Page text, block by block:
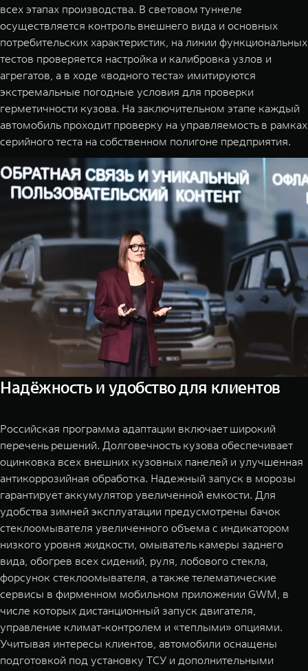
всех этапах производства. В световом туннеле
осуществляется контроль внешнего вида и основных
потребительских характеристик, на линии функциональных
тестов проверяется настройка и калибровка узлов и
агрегатов, а в ходе «водного теста» имитируются
экстремальные погодные условия для проверки
герметичности кузова. На заключительном этапе каждый
автомобиль проходит проверку на управляемость в рамках
серийного теста на собственном полигоне предприятия.
Надёжность и удобство для клиентов
Российская программа адаптации включает широкий
перечень решений. Долговечность кузова обеспечивает
оцинковка всех внешних кузовных панелей и улучшенная
антикоррозийная обработка. Надежный запуск в морозы
гарантирует аккумулятор увеличенной емкости. Для
удобства зимней эксплуатации предусмотрены бачок
стеклоомывателя увеличенного объема с индикатором
низкого уровня жидкости, омыватель камеры заднего
вида, обогрев всех сидений, руля, лобового стекла,
форсунок стеклоомывателя, а также телематические
сервисы в фирменном мобильном приложении GWM, в
числе которых дистанционный запуск двигателя,
управление климат-контролем и «теплыми» опциями.
Учитывая интересы клиентов, автомобили оснащены
подготовкой под установку ТСУ и дополнительными